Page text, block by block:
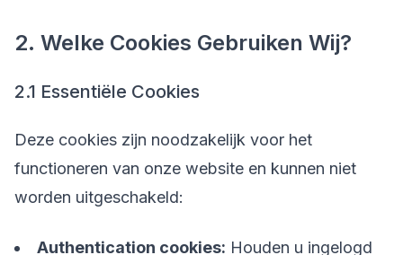
2. Welke Cookies Gebruiken Wij?
2.1 Essentiële Cookies
Deze cookies zijn noodzakelijk voor het
functioneren van onze website en kunnen niet
worden uitgeschakeld:
Authentication cookies: Houden u ingelogd